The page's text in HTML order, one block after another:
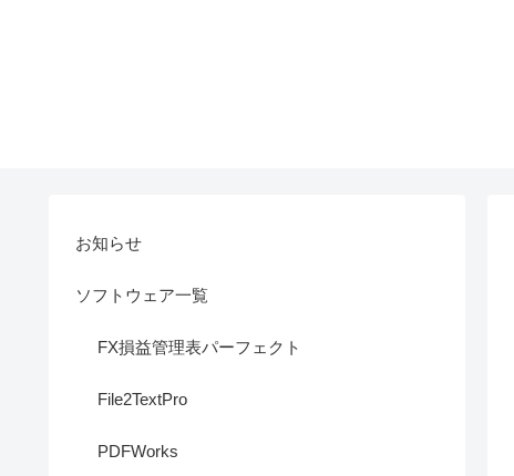
お知らせ
ソフトウェア一覧
FX損益管理表パーフェクト
File2TextPro
PDFWorks